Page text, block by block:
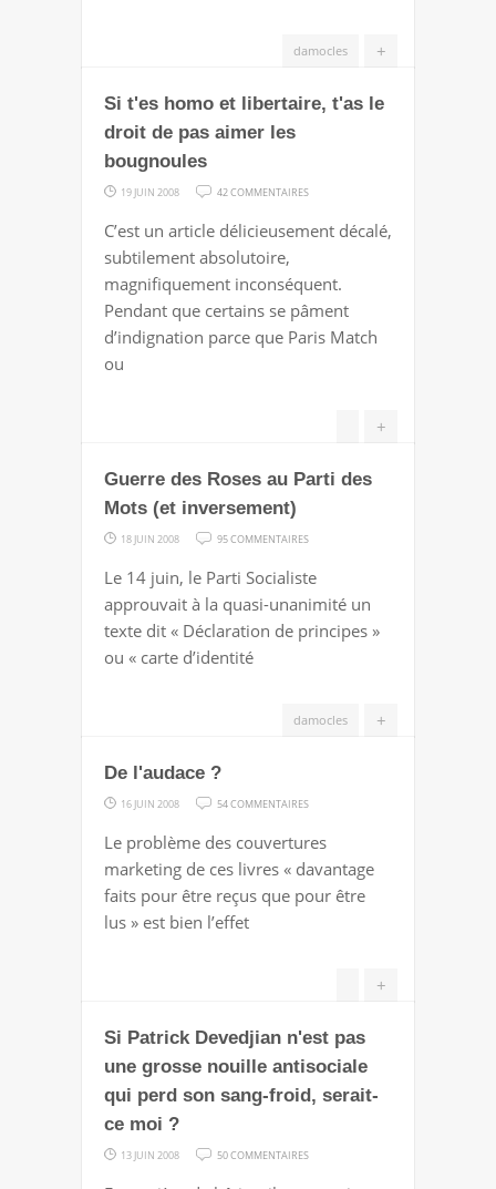
+
damocles
Si t'es homo et libertaire, t'as le
droit de pas aimer les
bougnoules
19 JUIN 2008 42 COMMENTAIRES
T'ES
ET
LIBERTAIRE,
T'AS
AIMER
C’est un article délicieusement décalé,
subtilement absolutoire,
magnifiquement inconséquent.
Pendant que certains se pâment
d’indignation parce que Paris Match
ou
+
Guerre des Roses au Parti des
Mots (et inversement)
18 JUIN 2008 95 COMMENTAIRES
DES
ROSES
AU
MOTS
Le 14 juin, le Parti Socialiste
approuvait à la quasi-unanimité un
texte dit « Déclaration de principes »
ou « carte d’identité
+
damocles
De l'audace ?
16 JUIN 2008 54 COMMENTAIRES
L'AUDACE
?
Le problème des couvertures
marketing de ces livres « davantage
faits pour être reçus que pour être
lus » est bien l’effet
+
Si Patrick Devedjian n'est pas
une grosse nouille antisociale
qui perd son sang-froid, serait-
ce moi ?
13 JUIN 2008 50 COMMENTAIRES